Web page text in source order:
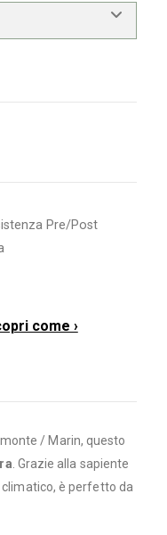
Pre/Post
come ›
/ Marin, questo
. Grazie alla sapiente
è perfetto da